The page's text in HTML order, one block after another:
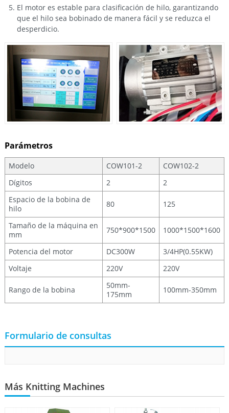
El motor es estable para clasificación de hilo, garantizando
que el hilo sea bobinado de manera fácil y se reduzca el
desperdicio.
Parámetros
Modelo COW101-2
COW102-2
Dígitos
2
2
Espacio de la bobina de
hilo
80 125
Tamaño de la máquina en
mm
750*900*1500 1000*1500*1600
Potencia del motor DC300W
3/4HP(0.55KW)
Voltaje
220V 220V
Rango de la bobina
50mm-
175mm
100mm-350mm
Formulario de consultas
Más Knitting Machines